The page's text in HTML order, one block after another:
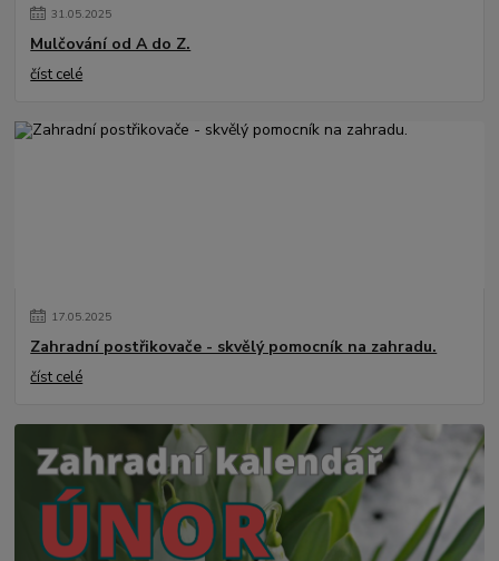
31.05.2025
Mulčování od A do Z.
číst celé
17.05.2025
Zahradní postřikovače - skvělý pomocník na zahradu.
číst celé